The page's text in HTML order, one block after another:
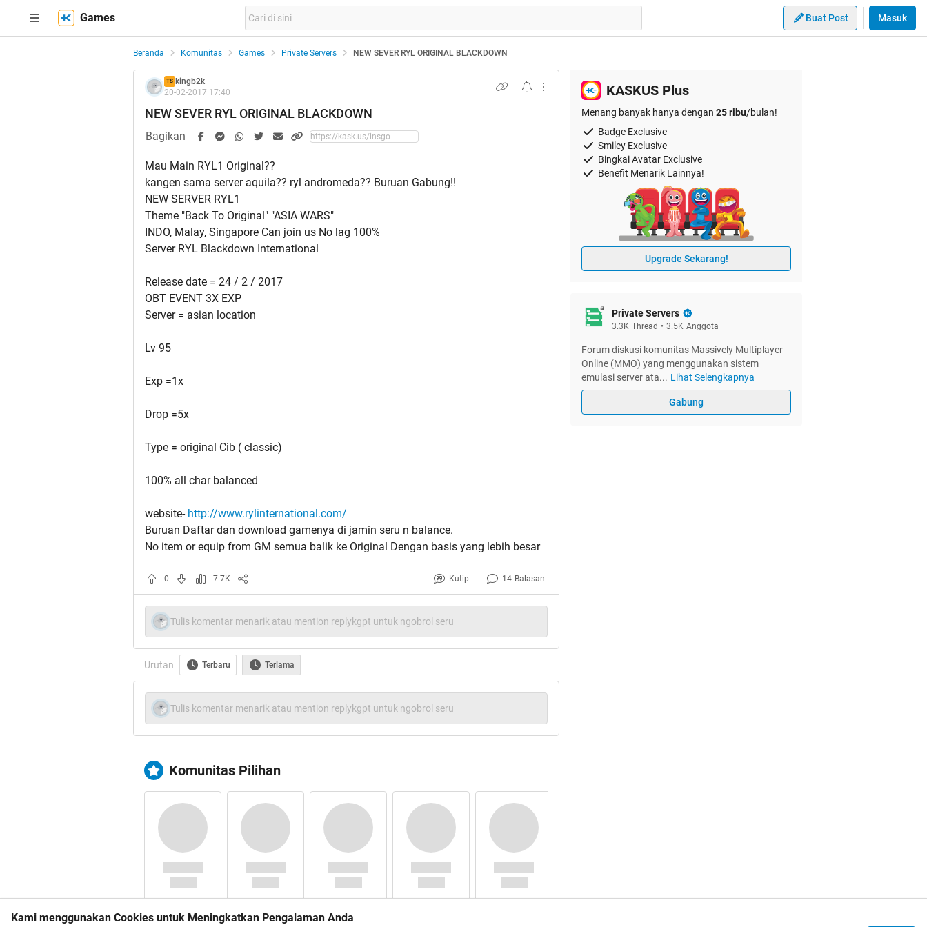
Games Buat Post Masuk
Beranda Komunitas Games Private Servers NEW SEVER RYL ORIGINAL BLACKDOWN
TS kingb2k
20-02-2017 17:40
NEW SEVER RYL ORIGINAL BLACKDOWN
Bagikan
Mau Main RYL1 Original??
kangen sama server aquila?? ryl andromeda?? Buruan Gabung!!
NEW SERVER RYL1
Theme "Back To Original" "ASIA WARS"
INDO, Malay, Singapore Can join us No lag 100%
Server RYL Blackdown International
Release date = 24 / 2 / 2017
OBT EVENT 3X EXP
Server = asian location
Lv 95
Exp =1x
Drop =5x
Type = original Cib ( classic)
100% all char balanced
website- http://www.rylinternational.com/
Buruan Daftar dan download gamenya di jamin seru n balance.
No item or equip from GM semua balik ke Original Dengan basis yang lebih besar
0 7.7K Kutip 14 Balasan
Tulis komentar menarik atau mention replykgpt untuk ngobrol seru
Urutan Terbaru Terlama
Tulis komentar menarik atau mention replykgpt untuk ngobrol seru
Komunitas Pilihan
KASKUS Plus
Menang banyak hanya dengan 25 ribu/bulan!
Badge Exclusive
Smiley Exclusive
Bingkai Avatar Exclusive
Benefit Menarik Lainnya!
Upgrade Sekarang!
Private Servers
3.3K Thread • 3.5K Anggota
Forum diskusi komunitas Massively Multiplayer
Online (MMO) yang menggunakan sistem
emulasi server ata... Lihat Selengkapnya
Gabung
Kami menggunakan Cookies untuk Meningkatkan Pengalaman Anda